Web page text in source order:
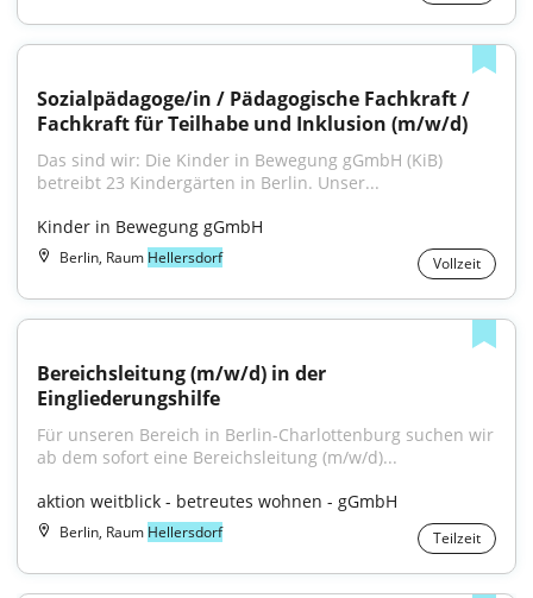
Sozialpädagoge/in / Pädagogische Fachkraft /
Fachkraft für Teilhabe und Inklusion (m/w/d)
Das sind wir: Die Kinder in Bewegung gGmbH (KiB)
betreibt 23 Kindergärten in Berlin. Unser...
Kinder in Bewegung gGmbH
Berlin, Raum Hellersdorf Vollzeit
Bereichsleitung (m/w/d) in der
Eingliederungshilfe
Für unseren Bereich in Berlin-Charlottenburg suchen wir
ab dem sofort eine Bereichsleitung (m/w/d)...
aktion weitblick - betreutes wohnen - gGmbH
Berlin, Raum Hellersdorf Teilzeit